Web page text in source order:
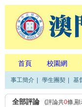
首頁 校園網
事工簡介 學生團契 基
全部評論 (評論共0條,顯